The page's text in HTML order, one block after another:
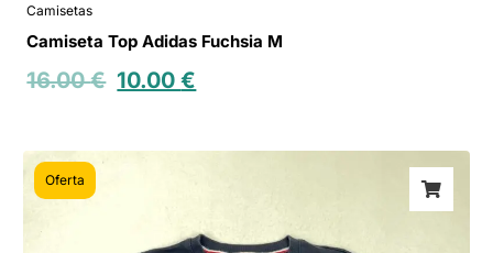
Camisetas
Camiseta Top Adidas Fuchsia M
16.00€ 10.00€
Oferta